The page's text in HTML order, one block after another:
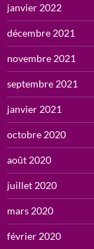
janvier 2022
décembre 2021
novembre 2021
septembre 2021
janvier 2021
octobre 2020
août 2020
juillet 2020
mars 2020
février 2020